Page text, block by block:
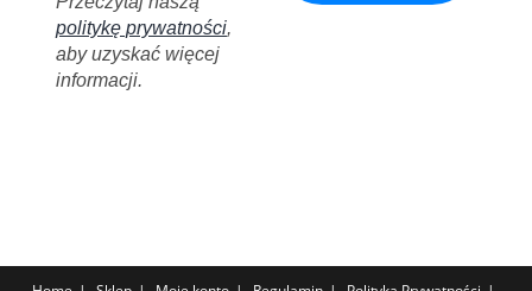
politykę prywatności,
aby uzyskać więcej
informacji.